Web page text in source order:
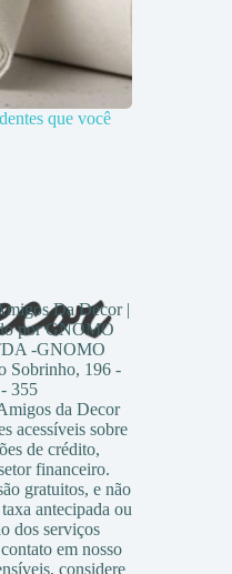
que você
Da Decor |
por GNOMO
-GNOMO
196 -
355
da Decor
acessíveis sobre
de crédito,
financeiro.
gratuitos, e não
antecipada ou
dos serviços
em nosso
considere